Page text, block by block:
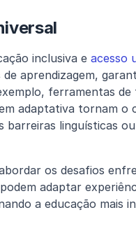
inclusiva e acesso
aprendizagem,
ferramentas de
adaptativa tornam o
barreiras linguísticas
os desafios
adaptar
a educação mais